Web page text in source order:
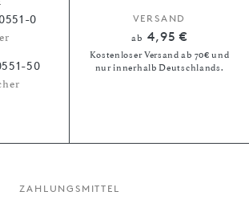
0
50
VERSAND
ab 4,95 €
Kostenloser Versand ab 70€ und
nur innerhalb Deutschlands.
ZAHLUNGSMITTEL